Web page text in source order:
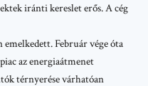
iránti kereslet erős. A cég
Február vége óta
az energiaátmenet
térnyerése várhatóan